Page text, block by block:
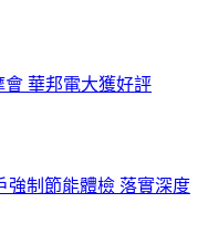
華邦電大獲好評
強制節能體檢 落實深度